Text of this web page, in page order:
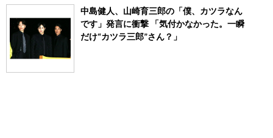
中島健人、山崎育三郎の「僕、カツラなん
です」発言に衝撃 「気付かなかった。一瞬
だけ“カツラ三郎”さん？」